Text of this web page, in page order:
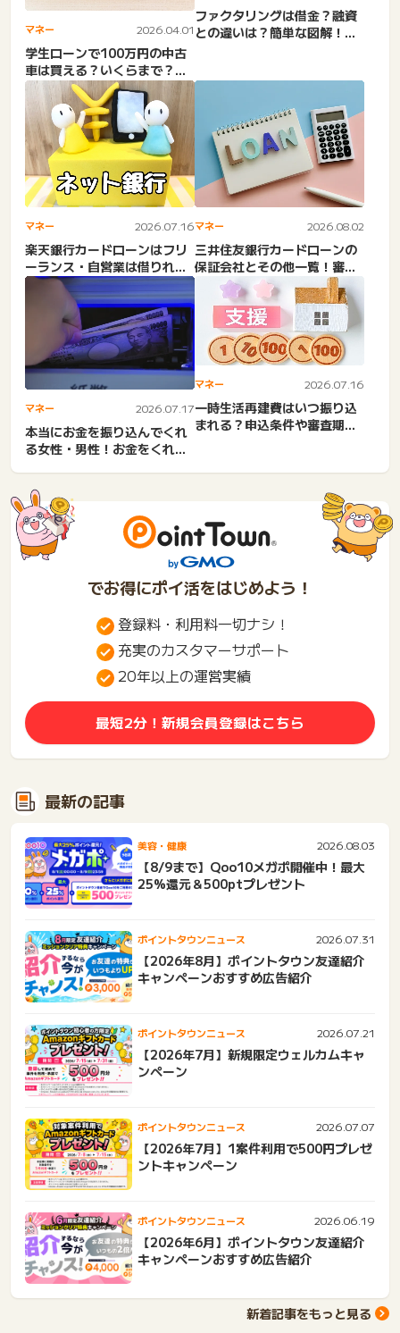
マネー 2026.04.01
学生ローンで100万円の中古
車は買える？いくらまで？銀
行マイカーローンおすすめ...
ファクタリングは借金？融資
との違いは？簡単な図解！や
マネー 2026.07.16
楽天銀行カードローンはフリ
ーランス・自営業は借りれ
る？独立した個人事業主。審
マネー 2026.08.02
三井住友銀行カードローンの
保証会社とその他一覧！審査
口コミや基本情報も
マネー 2026.07.17
本当にお金を振り込んでくれ
る女性・男性！お金をくれる
マネー 2026.07.16
一時生活再建費はいつ振り込
まれる？申込条件や審査期
でお得にポイ活をはじめよう！
登録料・利用料一切ナシ！
充実のカスタマーサポート
20年以上の運営実績
最短2分！新規会員登録はこちら
最新の記事
美容・健康 2026.08.03
【8/9まで】Qoo10メガポ開催中！最大
25%還元＆500ptプレゼント
ポイントタウンニュース 2026.07.31
【2026年8月】ポイントタウン友達紹介
キャンペーンおすすめ広告紹介
ポイントタウンニュース 2026.07.21
【2026年7月】新規限定ウェルカムキャ
ンペーン
ポイントタウンニュース 2026.07.07
【2026年7月】1案件利用で500円プレゼ
ントキャンペーン
ポイントタウンニュース 2026.06.19
【2026年6月】ポイントタウン友達紹介
キャンペーンおすすめ広告紹介
新着記事をもっと見る